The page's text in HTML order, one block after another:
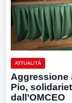
ATTUALITÀ
Aggressione
Pio,
dall’OMCEO